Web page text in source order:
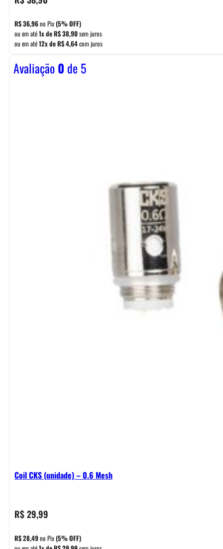
R$36,96no Pix(5% OFF)
ou em até1x deR$38,90sem juros
ou em até12x deR$4,64com juros
Avaliação0 de 5
Coil CKS (unidade) – 0.6 Mesh
R$29,99
R$28,49no Pix(5% OFF)